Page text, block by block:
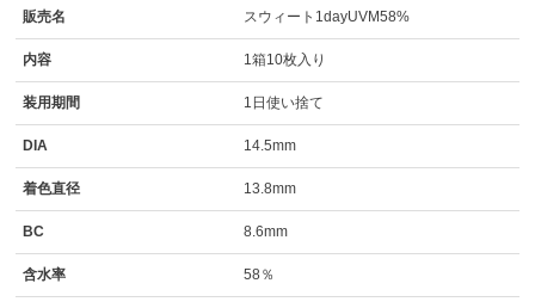
販売名 スウィート1dayUVM58%
内容 1箱10枚入り
装用期間 1日使い捨て
DIA 14.5mm
着色直径 13.8mm
BC 8.6mm
含水率 58％